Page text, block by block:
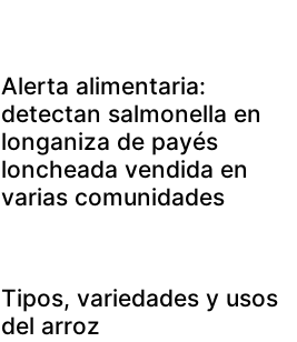
Alerta alimentaria:
detectan salmonella en
longaniza de payés
loncheada vendida en
varias comunidades
Tipos, variedades y usos
del arroz